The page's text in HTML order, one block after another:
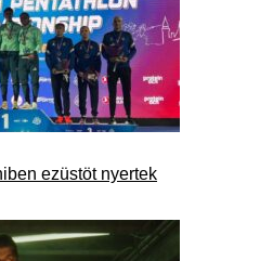
ezüstöt nyertek